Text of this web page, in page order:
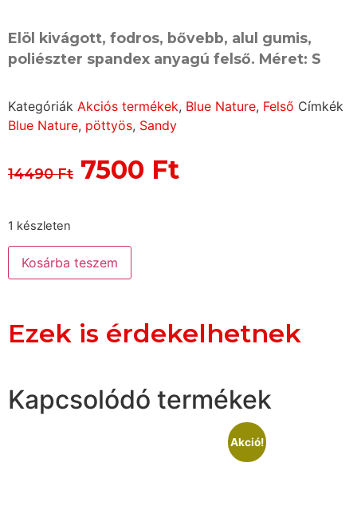
Elöl kivágott, fodros, bővebb, alul gumis,
poliészter spandex anyagú felső. Méret: S
Kategóriák Akciós termékek, Blue Nature, Felső Címkék
Blue Nature, pöttyös, Sandy
14490Ft 7500 Ft
1 készleten
Kosárba teszem
Ezek is érdekelhetnek
Kapcsolódó termékek
Akció!